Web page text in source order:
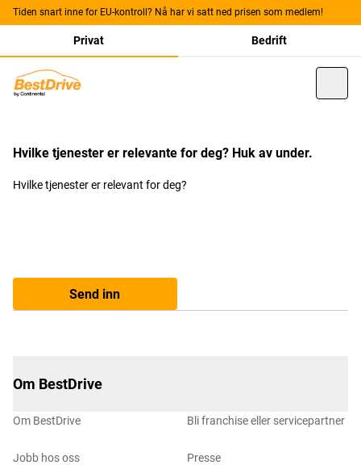
Tiden snart inne for EU-kontroll? Nå har vi satt ned prisen som medlem!
Privat Bedrift
Hvilke tjenester er relevante for deg? Huk av under.
Hvilke tjenester er relevant for deg?
Send inn
Om BestDrive
Om BestDrive
Jobb hos oss
Bli franchise eller servicepartner
Presse